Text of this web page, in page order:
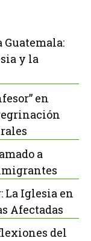
y la
en
a
La Iglesia en
Afectadas
del